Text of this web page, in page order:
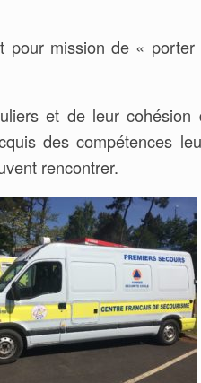
pour mission de «
et de leur cohésion
des compétences
rencontrer.